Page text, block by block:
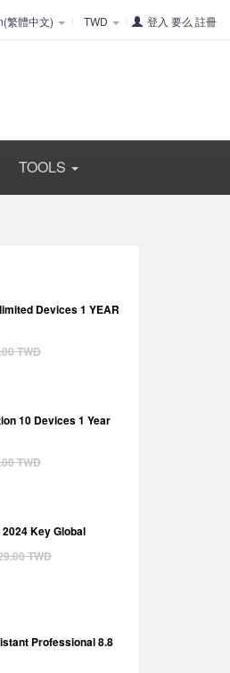
繁體中文) TWD 登入 要么 註冊
TOOLS
Devices 1 YEAR
TWD
10 Devices 1 Year
TWD
Key Global
TWD
Professional 8.8